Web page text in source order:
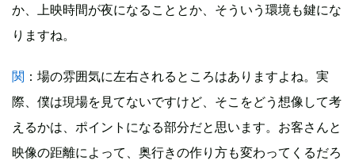
か、上映時間が夜になることとか、そういう環境も鍵にな
りますね。
関 ：場の雰囲気に左右されるところはありますよね。実
際、僕は現場を見てないですけど、そこをどう想像して考
えるかは、ポイントになる部分だと思います。お客さんと
映像の距離によって、奥行きの作り方も変わってくるだろ